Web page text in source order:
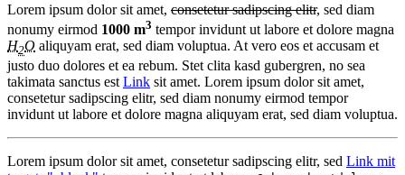
Lorem ipsum dolor sit amet, consetetur sadipscing elitr, sed diam
nonumy eirmod 1000 m3 tempor invidunt ut labore et dolore magna
H2O aliquyam erat, sed diam voluptua. At vero eos et accusam et
justo duo dolores et ea rebum. Stet clita kasd gubergren, no sea
takimata sanctus est Link sit amet. Lorem ipsum dolor sit amet,
consetetur sadipscing elitr, sed diam nonumy eirmod tempor
invidunt ut labore et dolore magna aliquyam erat, sed diam voluptua.
Lorem ipsum dolor sit amet, consetetur sadipscing elitr, sed Link mit